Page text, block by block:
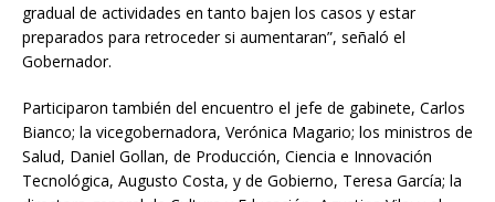
gradual de actividades en tanto bajen los casos y estar
preparados para retroceder si aumentaran”, señaló el
Gobernador.
Participaron también del encuentro el jefe de gabinete, Carlos
Bianco; la vicegobernadora, Verónica Magario; los ministros de
Salud, Daniel Gollan, de Producción, Ciencia e Innovación
Tecnológica, Augusto Costa, y de Gobierno, Teresa García; la